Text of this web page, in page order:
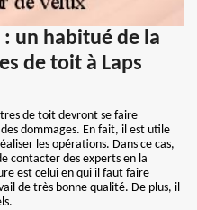
un habitué de la
de toit à Laps
de toit devront se faire
dommages. En fait, il est utile
les opérations. Dans ce cas,
contacter des experts en la
est celui en qui il faut faire
de très bonne qualité. De plus, il